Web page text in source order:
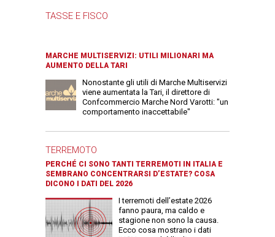
TASSE E FISCO
MARCHE MULTISERVIZI: UTILI MILIONARI MA
AUMENTO DELLA TARI
Nonostante gli utili di Marche Multiservizi
viene aumentata la Tari, il direttore di
Confcommercio Marche Nord Varotti: "un
comportamento inaccettabile"
TERREMOTO
PERCHÉ CI SONO TANTI TERREMOTI IN ITALIA E
SEMBRANO CONCENTRARSI D’ESTATE? COSA
DICONO I DATI DEL 2026
I terremoti dell’estate 2026
fanno paura, ma caldo e
stagione non sono la causa.
Ecco cosa mostrano i dati